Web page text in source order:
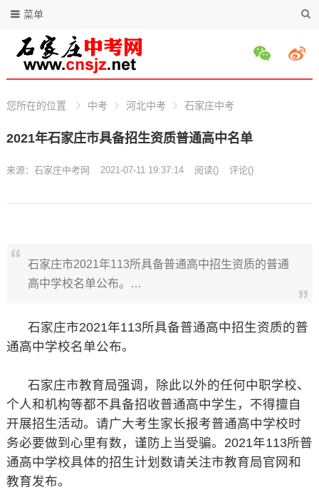
菜单
您所在的位置 中考 河北中考 石家庄中考
2021年石家庄市具备招生资质普通高中名单
来源： 石家庄中考网 2021-07-11 19:37:14 阅读() 评论()
石家庄市2021年113所具备普通高中招生资质的普通
高中学校名单公布。…
石家庄市2021年113所具备普通高中招生资质的普
通高中学校名单公布。
石家庄市教育局强调，除此以外的任何中职学校、
个人和机构等都不具备招收普通高中学生，不得擅自
开展招生活动。请广大考生家长报考普通高中学校时
务必要做到心里有数，谨防上当受骗。2021年113所普
通高中学校具体的招生计划数请关注市教育局官网和
教育发布。